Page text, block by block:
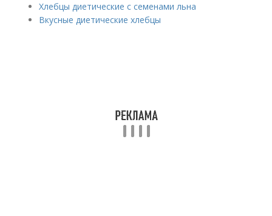
Хлебцы диетические с семенами льна
Вкусные диетические хлебцы